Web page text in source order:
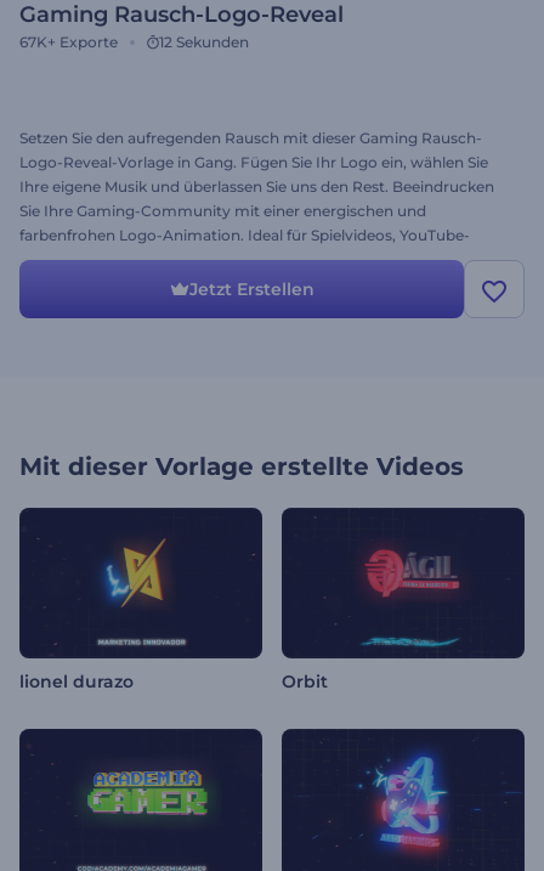
Gaming Rausch-Logo-Reveal
67K+ Exporte 12 Sekunden
Setzen Sie den aufregenden Rausch mit dieser Gaming Rausch-
Logo-Reveal-Vorlage in Gang. Fügen Sie Ihr Logo ein, wählen Sie
Ihre eigene Musik und überlassen Sie uns den Rest. Beeindrucken
Sie Ihre Gaming-Community mit einer energischen und
farbenfrohen Logo-Animation. Ideal für Spielvideos, YouTube-
Kanal-Intros, Apps und vieles mehr. Los geht's!
Jetzt Erstellen
Mit dieser Vorlage erstellte Videos
lionel durazo Orbit